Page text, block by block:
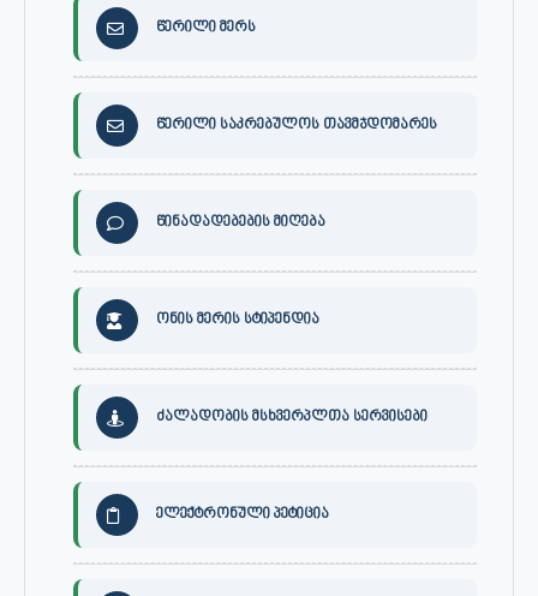
წერილი მერს
წერილი საკრებულოს თავმჯდომარეს
წინადადებების მიღება
ონის მერის სტიპენდია
ძალადობის მსხვერპლთა სერვისები
ელექტრონული პეტიცია